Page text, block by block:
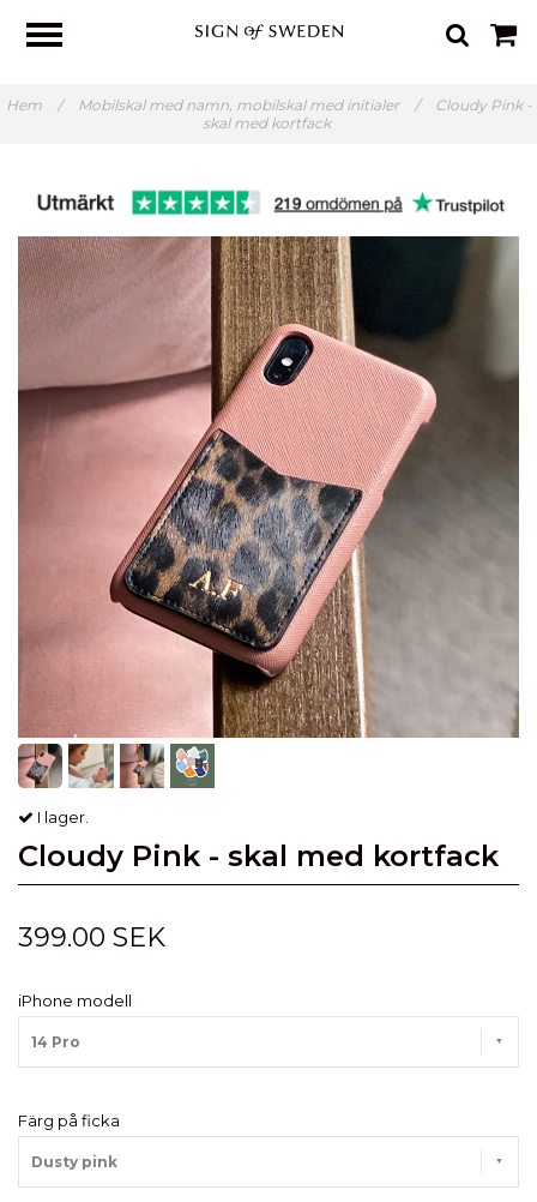
Hem / Mobilskal med namn, mobilskal med initialer /
Cloudy Pink -
skal med kortfack
I lager.
Cloudy Pink - skal med kortfack
399.00 SEK
iPhone modell
14 Pro
Färg på ficka
Dusty pink